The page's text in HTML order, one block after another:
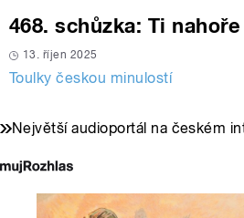
468. schůzka: Ti
13. říjen 2025
Toulky českou minulostí
Největší audioportál na českém